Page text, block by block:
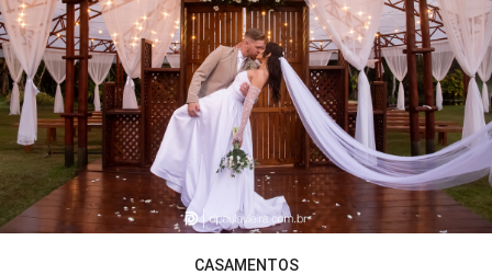
CASAMENTOS